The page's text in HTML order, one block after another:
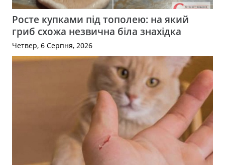
Росте купками під тополею: на який
гриб схожа незвична біла знахідка
Четвер, 6 Серпня, 2026